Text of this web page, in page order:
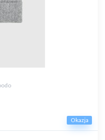
Okazja